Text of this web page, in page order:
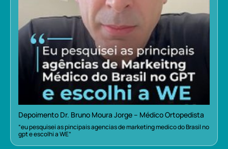
Depoimento Dr. Bruno Moura Jorge – Médico Ortopedista
“eu pesquisei as pincipais agencias de marketing medico do Brasil no
gpt e escolhi a WE”